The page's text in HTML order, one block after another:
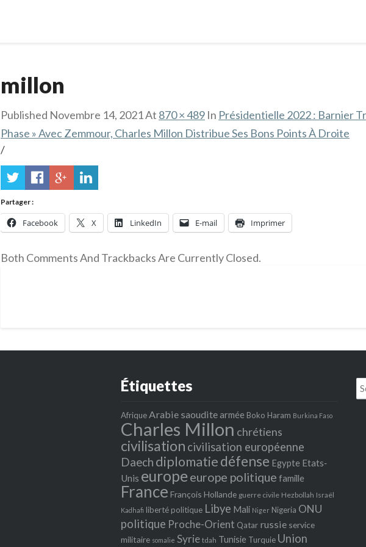
millon
Published Novembre 14, 2021At 870 × 489 In Présidentielle 2022 : Barnier
Phase » Avec Zemmour, Charles Millon Distribue Ses Bons Points À Droite
/
Partager :
Facebook X LinkedIn E-mail Imprimer
Both Comments And Trackbacks Are Currently Closed.
Étiquettes
Afrique Arabie saoudite armée Boko Haram Burkina Faso
Charles Millon chrétiens
civilisation civilisation européenne
Daech diplomatiedéfense Egypte Etats‐
Unis europeeurope politique famille
France François Hollande guerre civile Hezbollah Israël
Kadhafi liberté politique Libye Mali Niger Nigeria ONU
politique Proche-Orient Qatar russie service
militaire somalie Syrie tdah Tunisie Turquie Union